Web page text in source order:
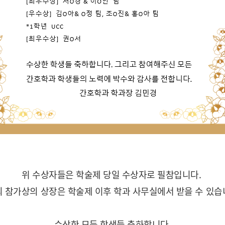
위 수상자들은 학술제 당일 수상자로 필참입니다.
참가상의 상장은 학술제 이후 학과 사무실에서 받을 수 있습